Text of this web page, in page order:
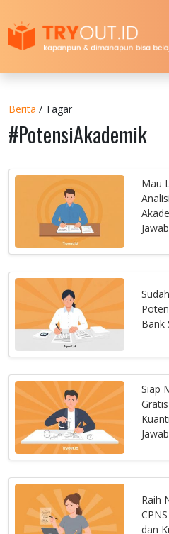
Berita / Tagar
#PotensiAkademik
Mau
Bank
Siap
Raih
dan